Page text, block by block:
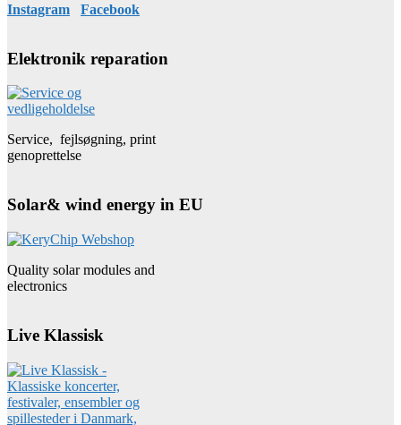
Instagram Facebook
Elektronik reparation
Service, fejlsøgning, print
genoprettelse
Solar& wind energy in EU
Quality solar modules and
electronics
Live Klassisk